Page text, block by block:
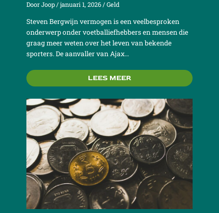
DoorJoop/januari 1, 2026/Geld
Steven Bergwijn vermogen is een veelbesproken
onderwerp onder voetballiefhebbers en mensen die
graag meer weten over het leven van bekende
sporters. De aanvaller van Ajax…
LEES MEER